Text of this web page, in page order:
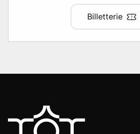
Billetterie